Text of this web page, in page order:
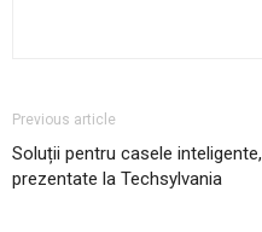
Previous article
Soluții pentru casele inteligente,
prezentate la Techsylvania